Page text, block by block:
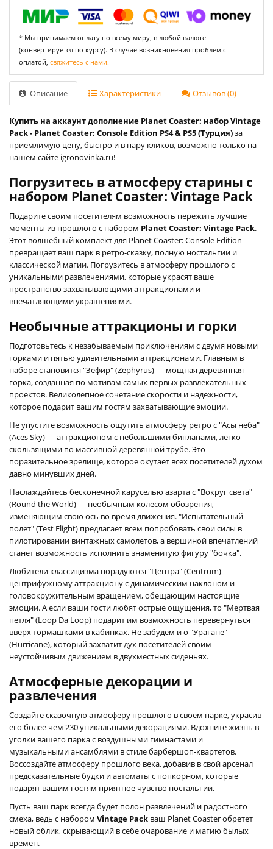
* Мы принимаем оплату по всему миру, в любой валюте
(конвертируется по курсу). В случае возникновения проблем с
оплатой, свяжитесь с нами.
Описание Характеристики Отзывов (0)
Купить на аккаунт дополнение Planet Coaster: набор Vintage
Pack - Planet Coaster: Console Edition PS4 & PS5 (Турция)за
приемлимую цену, быстро и в пару кликов, возможно только на
нашем сайте igronovinka.ru!
Погрузитесь в атмосферу старины с
набором Planet Coaster: Vintage Pack
Подарите своим посетителям возможность пережить лучшие
моменты из прошлого с набором Planet Coaster: Vintage Pack.
Этот волшебный комплект для Planet Coaster: Console Edition
превращает ваш парк в ретро-сказку, полную ностальгии и
классической магии. Погрузитесь в атмосферу прошлого с
уникальными развлечениями, которые украсят ваше
пространство захватывающими аттракционами и
впечатляющими украшениями.
Необычные аттракционы и горки
Подготовьтесь к незабываемым приключениям с двумя новыми
горками и пятью удивительными аттракционами. Главным в
наборе становится "Зефир" (Zephyrus) — мощная деревянная
горка, созданная по мотивам самых первых развлекательных
проектов. Великолепное сочетание скорости и надежности,
которое подарит вашим гостям захватывающие эмоции.
Не упустите возможность ощутить атмосферу ретро с "Асы неба"
(Aces Sky) — аттракционом с небольшими бипланами, легко
скользящими по массивной деревянной трубе. Это
поразительное зрелище, которое окутает всех посетителей духом
давно минувших дней.
Наслаждайтесь бесконечной каруселью азарта с "Вокруг света"
(Round the World) — необычным колесом обозрения,
изменяющим свою ось во время движения. "Испытательный
полет" (Test Flight) предлагает всем попробовать свои силы в
пилотировании винтажных самолетов, а вершиной впечатлений
станет возможность исполнить знаменитую фигуру "бочка".
Любители классицизма порадуются "Центра" (Centrum) —
центрифужному аттракциону с динамическим наклоном и
головокружительным вращением, обещающим настоящие
эмоции. А если ваши гости любят острые ощущения, то "Мертвая
петля" (Loop Da Loop) подарит им возможность перевернуться
вверх тормашками в кабинках. Не забудем и о "Урагане"
(Hurricane), который захватит дух посетителей своим
неустойчивым движением в двухместных сиденьях.
Атмосферные декорации и
развлечения
Создайте сказочную атмосферу прошлого в своем парке, украсив
его более чем 230 уникальными декорациями. Вдохните жизнь в
уголки вашего парка с воздушными гимнастами и
музыкальными ансамблями в стиле барбершоп-квартетов.
Воссоздайте атмосферу прошлого века, добавив в свой арсенал
предсказательные будки и автоматы с попкорном, которые
подарят вашим гостям приятное чувство ностальгии.
Пусть ваш парк всегда будет полон развлечений и радостного
смеха, ведь с набором Vintage Pack ваш Planet Coaster обретет
новый облик, скрывающий в себе очарование и магию былых
времен.